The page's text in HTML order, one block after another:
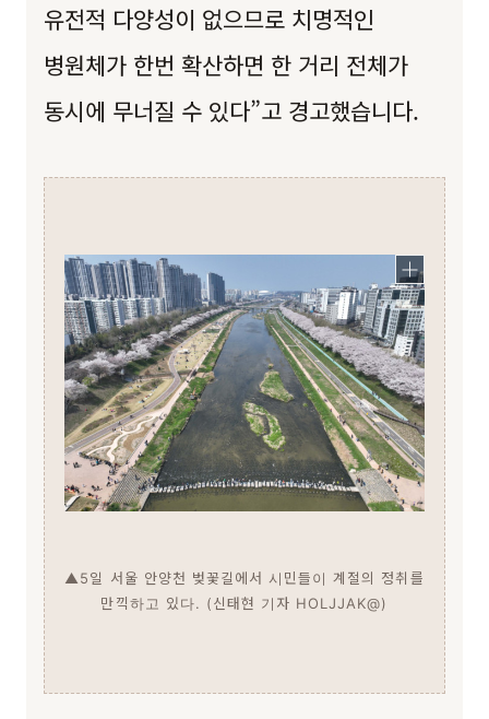
유전적 다양성이 없으므로 치명적인
병원체가 한번 확산하면 한 거리 전체가
동시에 무너질 수 있다”고 경고했습니다.
▲5일 서울 안양천 벚꽃길에서 시민들이 계절의 정취를
만끽하고 있다. (신태현 기자 HOLJJAK@)